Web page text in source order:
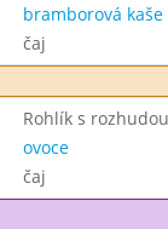
bramborová kaše
čaj
Rohlík s rozhudou
ovoce
čaj